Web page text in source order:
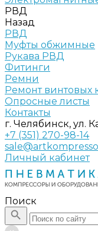
РВД
Назад
РВД
Муфты обжимные
Рукава РВД
Фитинги
Ремни
Ремонт винтовых
Опросные листы
Контакты
г. Челябинск, ул.
+7 (351) 270-98-14
Личный кабинет
Поиск